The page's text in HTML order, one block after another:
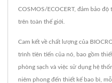
COSMOS/ECOCERT, đảm bảo
trên toàn thế giới.
Cam kết về chất lượng của
trình tiên tiến của nó, bao gồm
phòng sạch và việc sử dụng hệ
niêm phong đến thiết kế bao bì,